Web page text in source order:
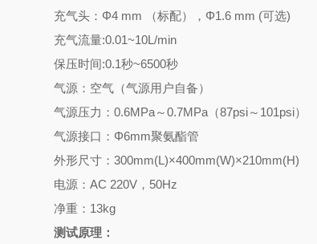
充气头：Φ4 mm （标配），Φ1.6 mm (可选)
充气流量:0.01~10L/min
保压时间:0.1秒~6500秒
气源：空气（气源用户自备）
气源压力：0.6MPa～0.7MPa（87psi～101psi）
气源接口：Φ6mm聚氨酯管
外形尺寸：300mm(L)×400mm(W)×210mm(H)
电源：AC 220V，50Hz
净重：13kg
测试原理：